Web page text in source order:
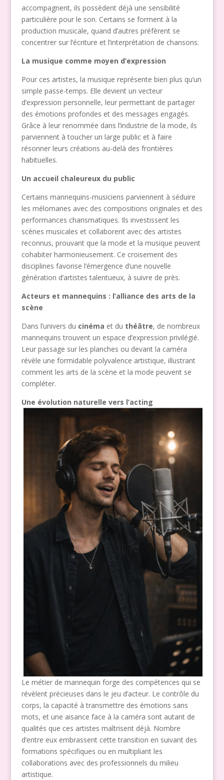
accompagnent, ils possèdent déjà une sensibilité
particulière pour le son. Certains se forment à la
production musicale, quand d’autres préfèrent se
concentrer sur l’écriture et l’interprétation de chansons.
La musique comme moyen d’expression
Pour ces artistes, la musique représente bien plus qu’un
simple passe-temps. Elle devient un vecteur
d’expression personnelle, leur permettant de partager
des émotions profondes et des messages engagés.
Grâce à leur renommée dans l’industrie de la mode, ils
parviennent à toucher un large public et à faire
résonner leurs créations au-delà des frontières
habituelles.
Un accueil chaleureux du public
Certains mannequins-musiciens parviennent à séduire
les mélomanes avec des compositions originales et des
performances charismatiques. Ils investissent les
scènes musicales et collaborent avec des artistes
reconnus, prouvant que la mode et la musique peuvent
cohabiter harmonieusement. Ce croisement des
disciplines favorise l’émergence d’une nouvelle
génération d’artistes talentueux, à suivre de près.
Acteurs et mannequins : l’alliance des arts de la
scène
Dans l’univers du cinéma et du théâtre, de nombreux
mannequins trouvent un espace d’expression privilégié.
Leur passage sur les planches ou devant la caméra
révèle une formidable polyvalence artistique, illustrant
comment les arts de la scène et la mode peuvent se
compléter.
Une évolution naturelle vers l’acting
Le métier de mannequin forge des compétences qui se
révèlent précieuses dans le jeu d’acteur. Le contrôle du
corps, la capacité à transmettre des émotions sans
mots, et une aisance face à la caméra sont autant de
qualités que ces artistes maîtrisent déjà. Nombre
d’entre eux embrassent cette transition en suivant des
formations spécifiques ou en multipliant les
collaborations avec des professionnels du milieu
artistique.